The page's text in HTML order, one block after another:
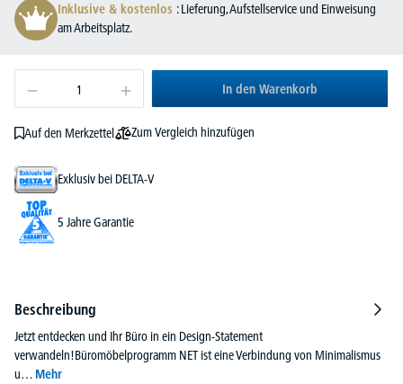
Inklusive & kostenlos : Lieferung, Aufstellservice und Einweisung
am Arbeitsplatz.
In den Warenkorb
Auf den Merkzettel Zum Vergleich hinzufügen
Exklusiv bei DELTA-V
5 Jahre Garantie
Beschreibung
Jetzt entdecken und Ihr Büro in ein Design-Statement
verwandeln!Büromöbelprogramm NET ist eine Verbindung von Minimalismus
u… Mehr